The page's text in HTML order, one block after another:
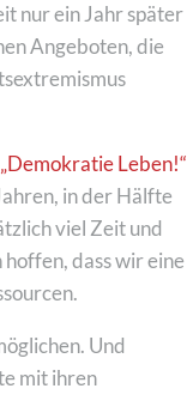
nur ein Jahr später
Angeboten, die
Leben!“
in der Hälfte
viel Zeit und
dass wir eine
Und
mit ihren